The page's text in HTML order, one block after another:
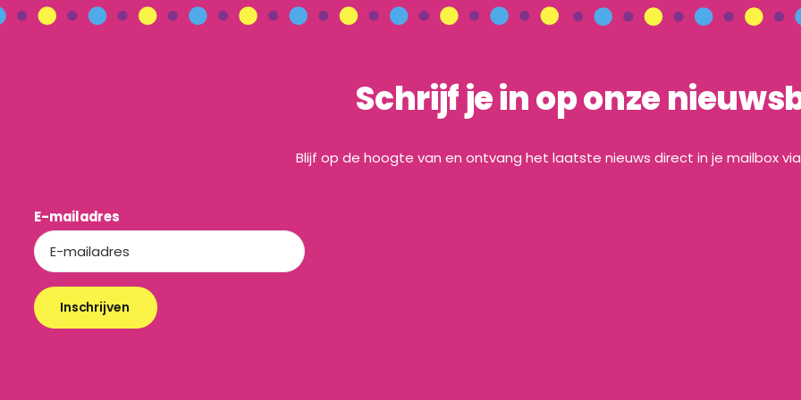
Schrijf je in op onze
Blijf op de hoogte van en ontvang het laatste nieuws direct in je mailbox
E-mailadres
Inschrijven